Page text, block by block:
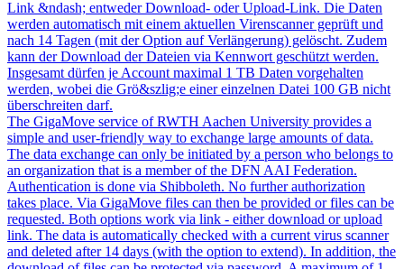
Link &ndash; entweder Download- oder Upload-Link. Die Daten
werden automatisch mit einem aktuellen Virenscanner geprüft und
nach 14 Tagen (mit der Option auf Verlängerung) gelöscht. Zudem
kann der Download der Dateien via Kennwort geschützt werden.
Insgesamt dürfen je Account maximal 1 TB Daten vorgehalten
werden, wobei die Grö&szlig;e einer einzelnen Datei 100 GB nicht
überschreiten darf.
The GigaMove service of RWTH Aachen University provides a
simple and user-friendly way to exchange large amounts of data.
The data exchange can only be initiated by a person who belongs to
an organization that is a member of the DFN AAI Federation.
Authentication is done via Shibboleth. No further authorization
takes place. Via GigaMove files can then be provided or files can be
requested. Both options work via link - either download or upload
link. The data is automatically checked with a current virus scanner
and deleted after 14 days (with the option to extend). In addition, the